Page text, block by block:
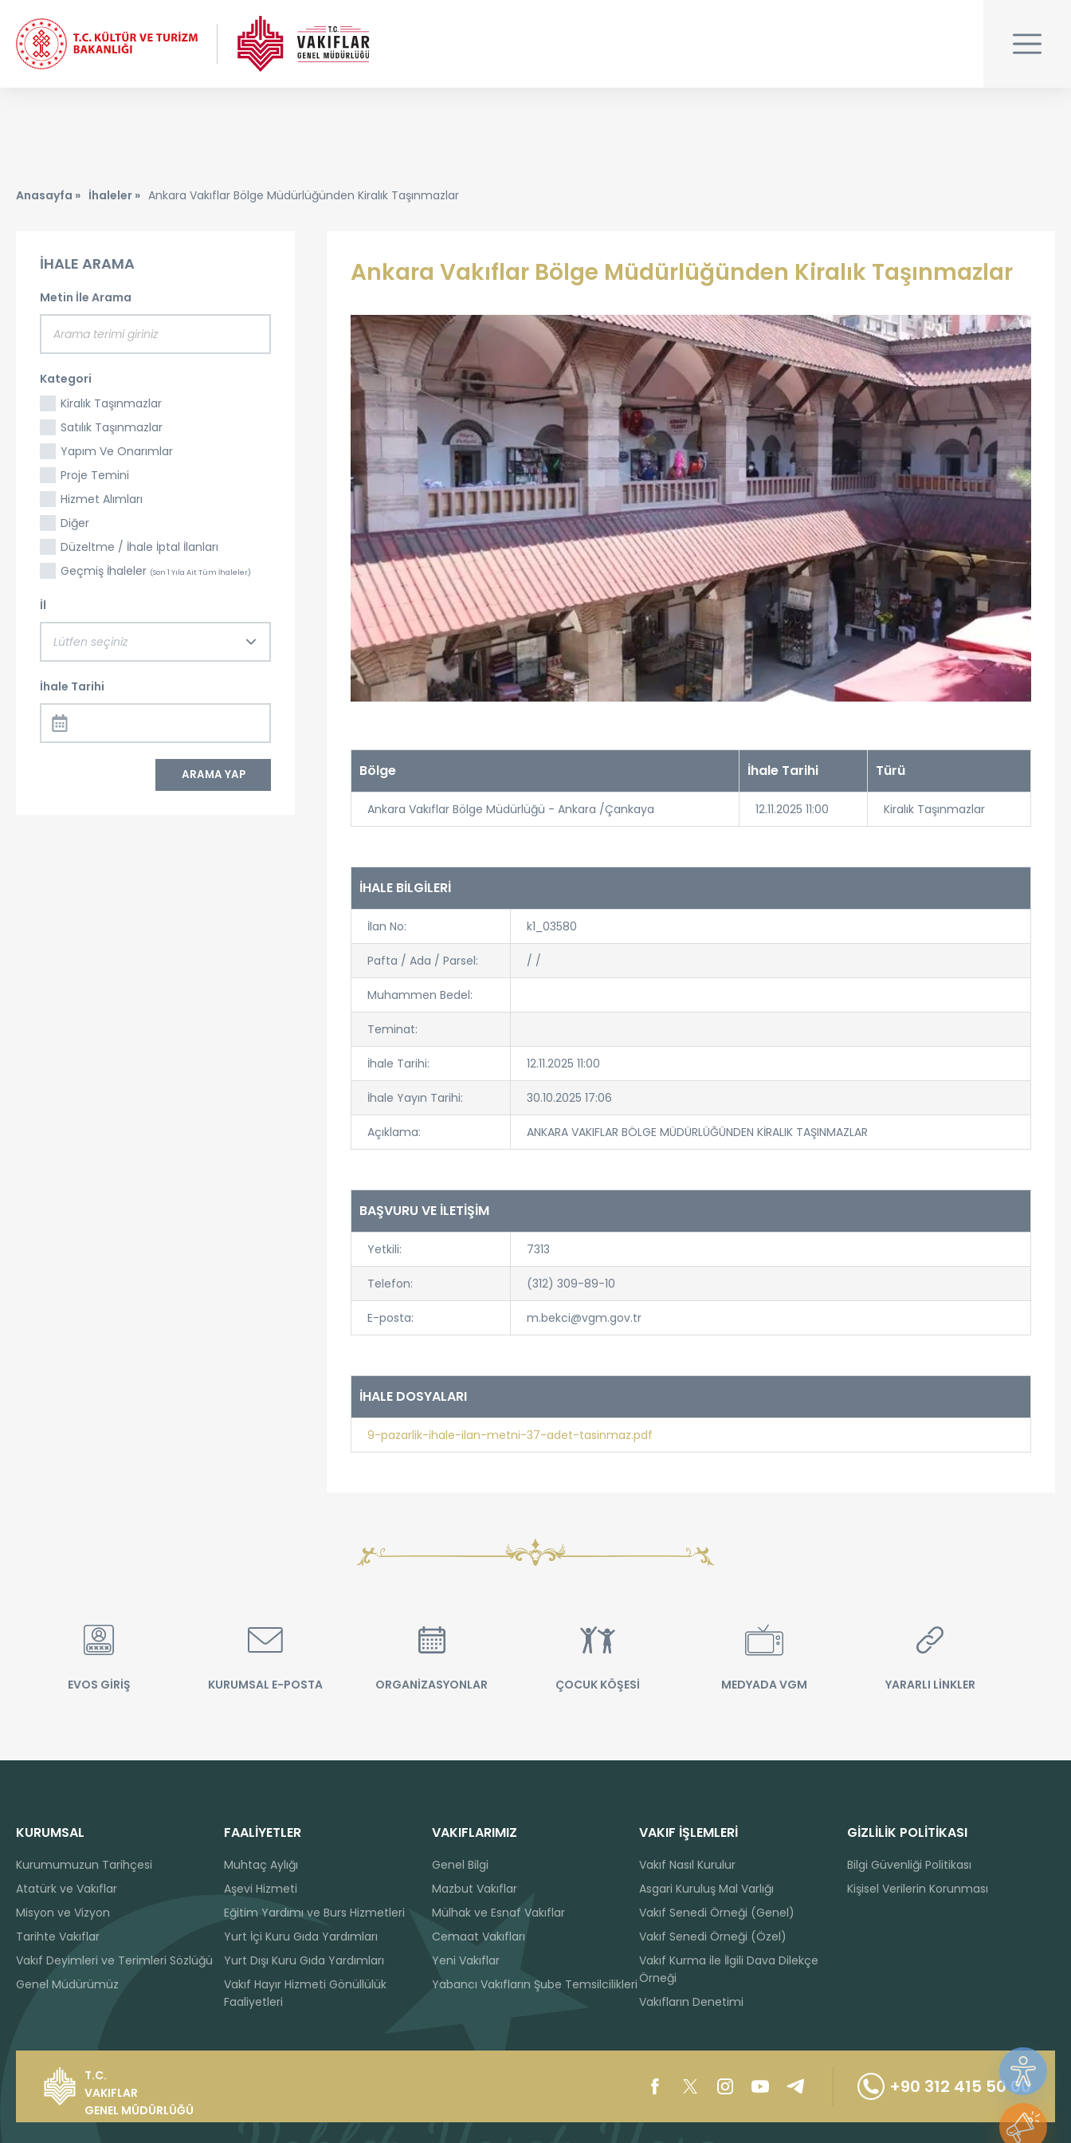
Anasayfa » İhaleler » Ankara Vakıflar Bölge Müdürlüğünden Kiralık Taşınmazlar
İHALE ARAMA
Metin İle Arama
Kategori
Kiralık Taşınmazlar
Satılık Taşınmazlar
Yapım Ve Onarımlar
Proje Temini
Hizmet Alımları
Diğer
Düzeltme / İhale İptal İlanları
Geçmiş İhaleler (Son 1 Yıla Ait Tüm İhaleler)
İl
Lütfen seçiniz
İhale Tarihi
Ankara Vakıflar Bölge Müdürlüğünden Kiralık Taşınmazlar
Bölge İhale Tarihi Türü
Ankara Vakıflar Bölge Müdürlüğü - Ankara /Çankaya 12.11.2025 11:00 Kiralık Taşınmazlar
İHALE BİLGİLERİ
İlan No: k1_03580
Pafta / Ada / Parsel: / /
Muhammen Bedel:
Teminat:
İhale Tarihi: 12.11.2025 11:00
İhale Yayın Tarihi: 30.10.2025 17:06
Açıklama: ANKARA VAKIFLAR BÖLGE MÜDÜRLÜĞÜNDEN KİRALIK TAŞINMAZLAR
BAŞVURU VE İLETİŞİM
Yetkili: 7313
Telefon: (312) 309-89-10
E-posta: m.bekci@vgm.gov.tr
İHALE DOSYALARI
9-pazarlik-ihale-ilan-metni-37-adet-tasinmaz.pdf
EVOS GİRİŞ KURUMSAL E-POSTA ORGANİZASYONLAR ÇOCUK KÖŞESİ MEDYADA VGM YARARLI LİNKLER
KURUMSAL
Kurumumuzun Tarihçesi
Atatürk ve Vakıflar
Misyon ve Vizyon
Tarihte Vakıflar
Vakıf Deyimleri ve Terimleri Sözlüğü
Genel Müdürümüz
FAALİYETLER
Muhtaç Aylığı
Aşevi Hizmeti
Eğitim Yardımı ve Burs Hizmetleri
Yurt İçi Kuru Gıda Yardımları
Yurt Dışı Kuru Gıda Yardımları
Vakıf Hayır Hizmeti Gönüllülük
Faaliyetleri
VAKIFLARIMIZ
Genel Bilgi
Mazbut Vakıflar
Mülhak ve Esnaf Vakıflar
Cemaat Vakıfları
Yeni Vakıflar
Yabancı Vakıfların Şube Temsilcilikleri
VAKIF İŞLEMLERİ
Vakıf Nasıl Kurulur
Asgari Kuruluş Mal Varlığı
Vakıf Senedi Örneği (Genel)
Vakıf Senedi Örneği (Özel)
Vakıf Kurma ile İlgili Dava Dilekçe
Örneği
Vakıfların Denetimi
GİZLİLİK POLİTİKASI
Bilgi Güvenliği Politikası
Kişisel Verilerin Korunması
T.C.
VAKIFLAR
GENEL MÜDÜRLÜĞÜ
+90 312 415 50 00